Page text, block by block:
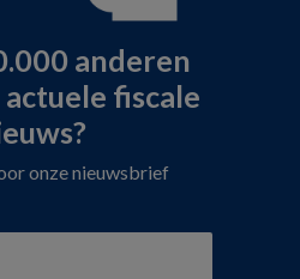
anderen
fiscale
onze nieuwsbrief